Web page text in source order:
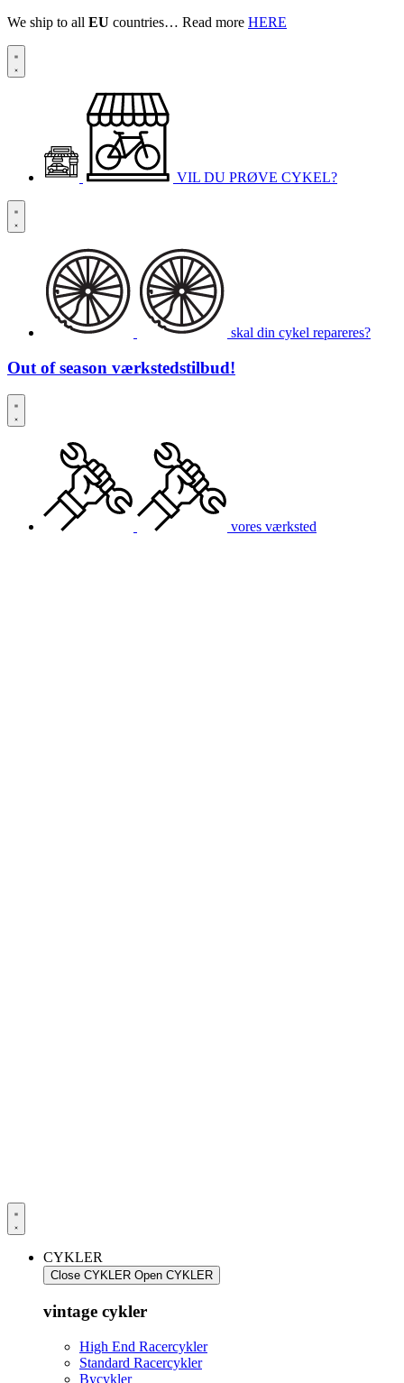
We ship to all EU countries… Read more HERE
VIL DU PRØVE CYKEL?
skal din cykel repareres?
Out of season værkstedstilbud!
vores værksted
CYKLER
Close CYKLER Open CYKLER
vintage cykler
High End Racercykler
Standard Racercykler
Bycykler